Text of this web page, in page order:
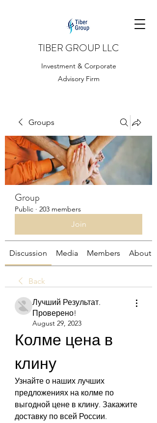
TIBER GROUP LLC
Investment & Corporate
Advisory Firm
Groups
Group
Public · 203 members
Join
Discussion Media Members About
Back
Лучший Результат.
Проверено!
August 29, 2023
Колме цена в
клину
Узнайте о наших лучших
предложениях на колме по
выгодной цене в клину. Закажите
доставку по всей России.